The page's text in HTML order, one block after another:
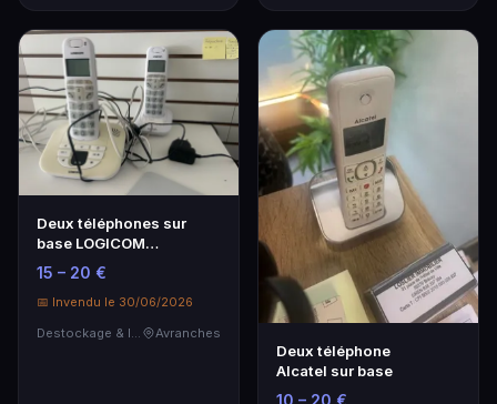
Deux téléphones sur
base LOGICOM
CONFORT 255T
15 – 20 €
📅 Invendu le 30/06/2026
Avranches
Deux téléphone
Alcatel sur base
10 – 20 €